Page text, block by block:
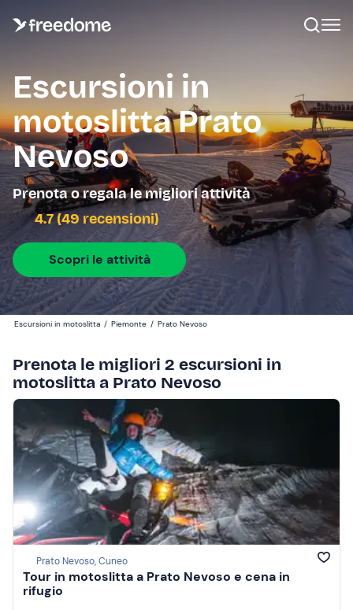
Escursioni in
motoslitta Prato
Nevoso
Prenota o regala le migliori attività
4.7 (49 recensioni)
Scopri le attività
Escursioni in motoslitta / Piemonte / Prato Nevoso
Prenota le migliori 2 escursioni in
motoslitta a Prato Nevoso
Prato Nevoso, Cuneo
Tour in motoslitta a Prato Nevoso e cena in
rifugio